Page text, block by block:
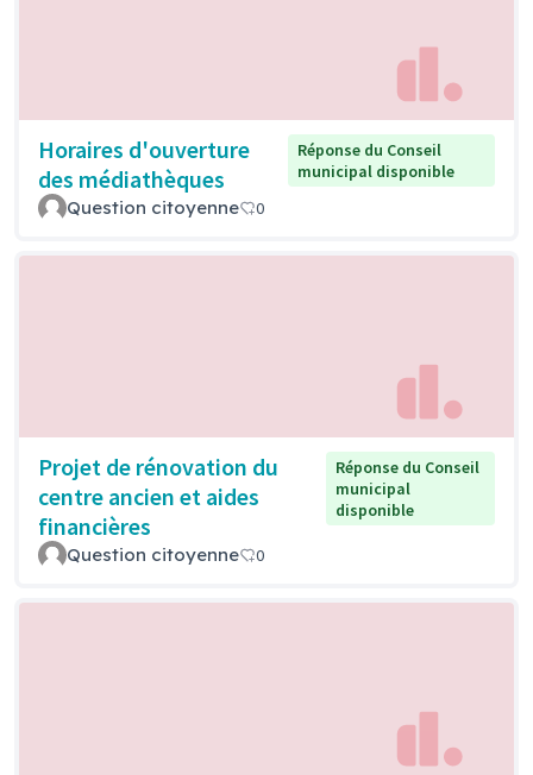
Horaires d'ouverture
des médiathèques
Réponse du Conseil
municipal disponible
Question citoyenne 0
Projet de rénovation du
centre ancien et aides
financières
Réponse du Conseil
municipal
disponible
Question citoyenne 0